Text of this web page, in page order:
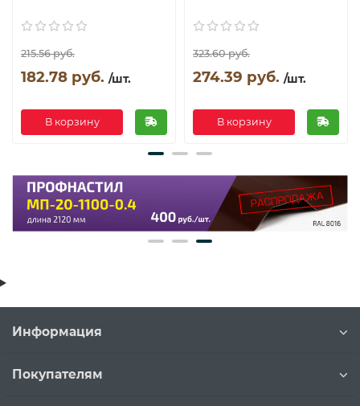
215.56 руб.
182.78 руб. /шт.
В корзину
323.60 руб.
274.39 руб. /шт.
В корзину
Информация
Покупателям